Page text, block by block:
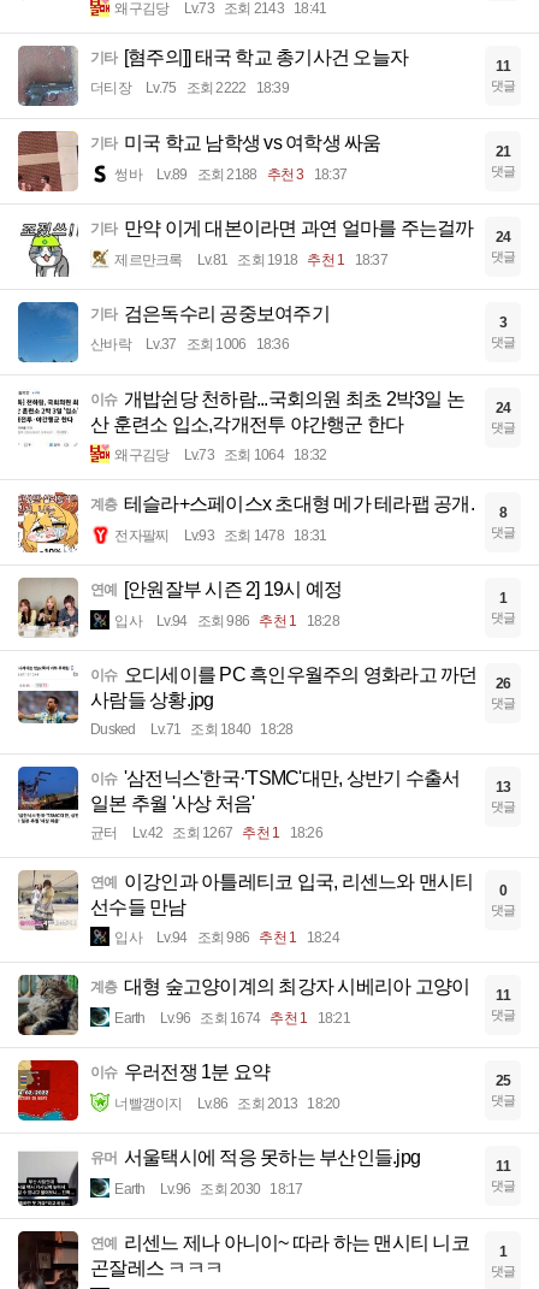
왜구김당 Lv.73 조회 2143 18:41
기타 [혐주의]] 태국 학교 총기사건 오늘자
더티장 Lv.75 조회 2222 18:39
11
댓글
기타 미국 학교 남학생 vs 여학생 싸움
썽바 Lv.89 조회 2188 추천 3 18:37
21
댓글
기타 만약 이게 대본이라면 과연 얼마를 주는걸까
제르만크록 Lv.81 조회 1918 추천 1 18:37
24
댓글
기타 검은독수리 공중보여주기
산바락 Lv.37 조회 1006 18:36
3
댓글
이슈 개밥쉰당 천하람...국회의원 최초 2박3일 논
산 훈련소 입소,각개전투 야간행군 한다
왜구김당 Lv.73 조회 1064 18:32
24
댓글
계층 테슬라+스페이스x 초대형 메가 테라팹 공개.
전자팔찌 Lv.93 조회 1478 18:31
8
댓글
연예 [안원잘부 시즌 2] 19시 예정
입사 Lv.94 조회 986 추천 1 18:28
1
댓글
이슈 오디세이를 PC 흑인우월주의 영화라고 까던
사람들 상황.jpg
Dusked Lv.71 조회 1840 18:28
26
댓글
이슈 '삼전닉스'한국·'TSMC'대만, 상반기 수출서
일본 추월 '사상 처음'
균터 Lv.42 조회 1267 추천 1 18:26
13
댓글
연예
이강인과 아틀레티코 입국, 리센느와 맨시티
선수들 만남
입사 Lv.94 조회 986 추천 1 18:24
0
댓글
계층 대형 숲고양이계의 최강자 시베리아 고양이
Earth Lv.96 조회 1674 추천 1 18:21
11
댓글
이슈 우러전쟁 1분 요약
너빨갱이지 Lv.86 조회 2013 18:20
25
댓글
유머 서울택시에 적응 못하는 부산인들.jpg
Earth Lv.96 조회 2030 18:17
11
댓글
연예
리센느 제나 아니이~ 따라 하는 맨시티 니코
곤잘레스 ㅋㅋㅋ
1
댓글